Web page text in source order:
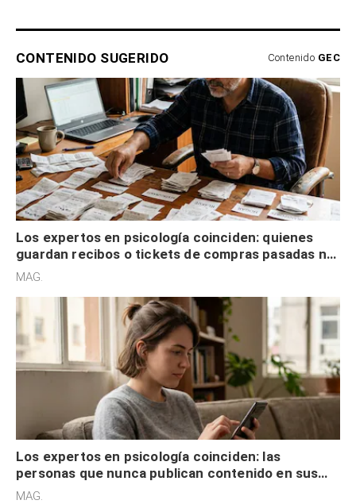
CONTENIDO SUGERIDO Contenido GEC
Los expertos en psicología coinciden: quienes
guardan recibos o tickets de compras pasadas no
son acumuladores, sino que tienen necesidad de
MAG.
Los expertos en psicología coinciden: las
personas que nunca publican contenido en sus
redes sociales no pretenden buscar validación
MAG.